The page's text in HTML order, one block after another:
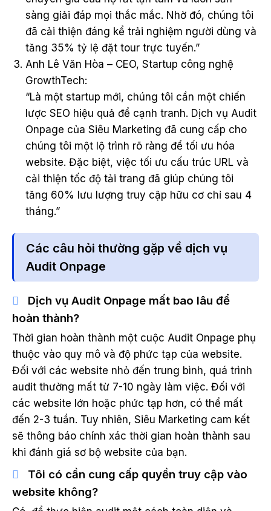
sàng giải đáp mọi thắc mắc. Nhờ đó, chúng tôi
đã cải thiện đáng kể trải nghiệm người dùng và
tăng 35% tỷ lệ đặt tour trực tuyến.”
Anh Lê Văn Hòa – CEO, Startup công nghệ
GrowthTech:
“Là một startup mới, chúng tôi cần một chiến
lược SEO hiệu quả để cạnh tranh. Dịch vụ Audit
Onpage của Siêu Marketing đã cung cấp cho
chúng tôi một lộ trình rõ ràng để tối ưu hóa
website. Đặc biệt, việc tối ưu cấu trúc URL và
cải thiện tốc độ tải trang đã giúp chúng tôi
tăng 60% lưu lượng truy cập hữu cơ chỉ sau 4
tháng.”
Các câu hỏi thường gặp về dịch vụ
Audit Onpage
Dịch vụ Audit Onpage mất bao lâu để
hoàn thành?
Thời gian hoàn thành một cuộc Audit Onpage phụ
thuộc vào quy mô và độ phức tạp của website.
Đối với các website nhỏ đến trung bình, quá trình
audit thường mất từ 7-10 ngày làm việc. Đối với
các website lớn hoặc phức tạp hơn, có thể mất
đến 2-3 tuần. Tuy nhiên, Siêu Marketing cam kết
sẽ thông báo chính xác thời gian hoàn thành sau
khi đánh giá sơ bộ website của bạn.
Tôi có cần cung cấp quyền truy cập vào
website không?